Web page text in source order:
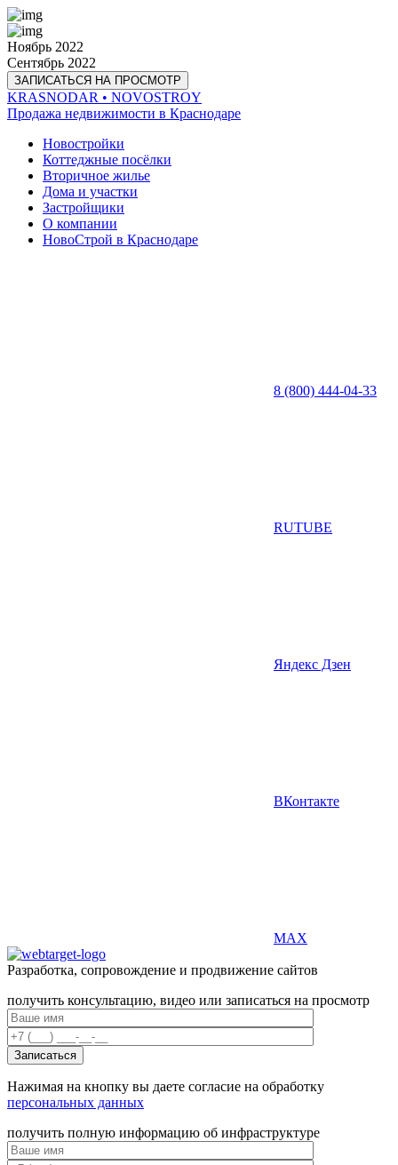
Ноябрь 2022
Сентябрь 2022
ЗАПИСАТЬСЯ НА ПРОСМОТР
KRASNODAR • NOVOSTROY
Продажа недвижимости в Краснодаре
Новостройки
Коттеджные посёлки
Вторичное жилье
Дома и участки
Застройщики
О компании
НовоСтрой в Краснодаре
8 (800) 444-04-33
RUTUBE
Яндекс Дзен
ВКонтакте
MAX
Разработка, сопровождение и продвижение сайтов
получить консультацию, видео или записаться на просмотр
Нажимая на кнопку вы даете согласие на обработку
персональных данных
получить полную информацию об инфраструктуре